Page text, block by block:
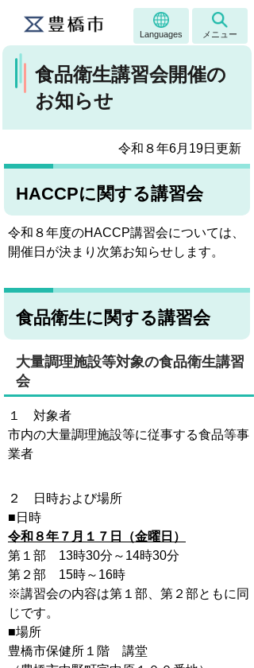
Languages メニュー
食品衛生講習会開催の
お知らせ
令和８年6月19日更新
HACCPに関する講習会
令和８年度のHACCP講習会については、
開催日が決まり次第お知らせします。
食品衛生に関する講習会
大量調理施設等対象の食品衛生講習
会
１ 対象者
市内の大量調理施設等に従事する食品等事
業者
２ 日時および場所
■日時
令和８年７月１７日（金曜日）
第１部 13時30分～14時30分
第２部 15時～16時
※講習会の内容は第１部、第２部ともに同
じです。
■場所
豊橋市保健所１階 講堂